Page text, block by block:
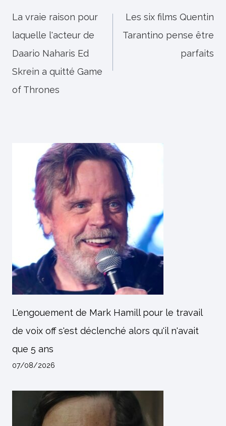
de
l’article
La vraie raison pour
laquelle l'acteur de
Daario Naharis Ed
Skrein a quitté Game
of Thrones
Les six films Quentin
Tarantino pense être
parfaits
L'engouement de Mark Hamill pour le travail
de voix off s'est déclenché alors qu'il n'avait
que 5 ans
07/08/2026